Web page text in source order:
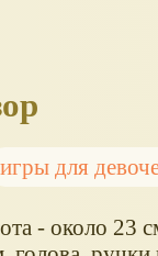
игры для
- около 23